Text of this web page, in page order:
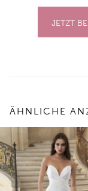
JETZT
ÄHNLICHE